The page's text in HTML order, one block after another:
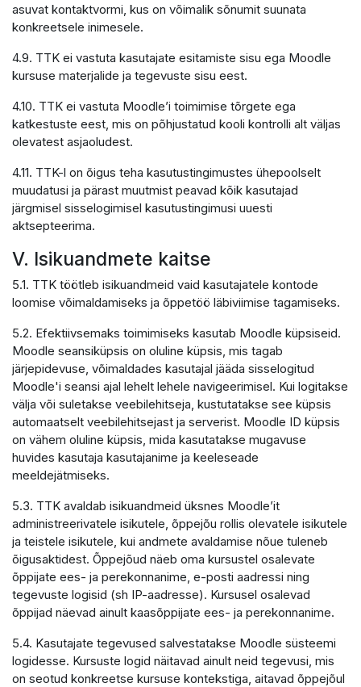
asuvat kontaktvormi, kus on võimalik sõnumit suunata
konkreetsele inimesele.
4.9. TTK ei vastuta kasutajate esitamiste sisu ega Moodle
kursuse materjalide ja tegevuste sisu eest.
4.10. TTK ei vastuta Moodle’i toimimise tõrgete ega
katkestuste eest, mis on põhjustatud kooli kontrolli alt väljas
olevatest asjaoludest.
4.11. TTK-l on õigus teha kasutustingimustes ühepoolselt
muudatusi ja pärast muutmist peavad kõik kasutajad
järgmisel sisselogimisel kasutustingimusi uuesti
aktsepteerima.
V. Isikuandmete kaitse
5.1. TTK töötleb isikuandmeid vaid kasutajatele kontode
loomise võimaldamiseks ja õppetöö läbiviimise tagamiseks.
5.2. Efektiivsemaks toimimiseks kasutab Moodle küpsiseid.
Moodle seansiküpsis on oluline küpsis, mis tagab
järjepidevuse, võimaldades kasutajal jääda sisselogitud
Moodle'i seansi ajal lehelt lehele navigeerimisel. Kui logitakse
välja või suletakse veebilehitseja, kustutatakse see küpsis
automaatselt veebilehitsejast ja serverist. Moodle ID küpsis
on vähem oluline küpsis, mida kasutatakse mugavuse
huvides kasutaja kasutajanime ja keeleseade
meeldejätmiseks.
5.3. TTK avaldab isikuandmeid üksnes Moodle’it
administreerivatele isikutele, õppejõu rollis olevatele isikutele
ja teistele isikutele, kui andmete avaldamise nõue tuleneb
õigusaktidest. Õppejõud näeb oma kursustel osalevate
õppijate ees- ja perekonnanime, e-posti aadressi ning
tegevuste logisid (sh IP-aadresse). Kursusel osalevad
õppijad näevad ainult kaasõppijate ees- ja perekonnanime.
5.4. Kasutajate tegevused salvestatakse Moodle süsteemi
logidesse. Kursuste logid näitavad ainult neid tegevusi, mis
on seotud konkreetse kursuse kontekstiga, aitavad õppejõul